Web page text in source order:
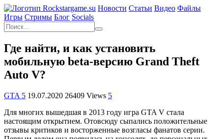
Новости Статьи Видео Файлы
Игры Cтримы Блог Socials
Где найти, и как установить
мобильную beta-версию Grand Theft
Auto V?
GTA 5 19.07.2020 26409 Views 5
Для многих вышедшая в 2013 году игра GTA V стала
настоящим открытием. Отовсюду сыпались положительные
отзывы критиков и восторженные возгласы фанатов серии.